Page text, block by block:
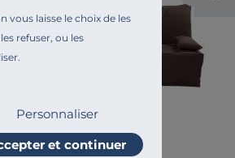
vous laisse le choix de les
refuser, ou les
Personnaliser
et continuer
COSI PAR CAMIF